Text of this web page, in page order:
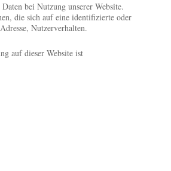
bei Nutzung unserer Website.
die sich auf eine identifizierte oder
Nutzerverhalten.
auf dieser Website ist